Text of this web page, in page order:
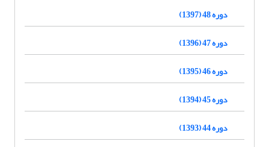
دوره 48 (1397)
دوره 47 (1396)
دوره 46 (1395)
دوره 45 (1394)
دوره 44 (1393)